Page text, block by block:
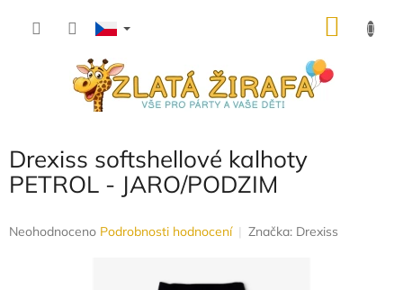
Drexiss softshellové kalhoty
PETROL - JARO/PODZIM
Průměrné
Neohodnoceno Podrobnosti hodnocení Značka: Drexiss